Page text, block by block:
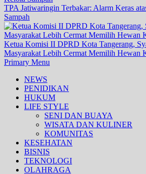
TPA Jatiwaringin Terbakar: Alarm Keras
Sampah
Ketua Komisi II DPRD Kota Tangerang,
Masyarakat Lebih Cermat Memilih Hewan
Primary Menu
NEWS
PENIDIKAN
HUKUM
LIFE STYLE
SENI DAN BUAYA
WISATA DAN KULINER
KOMUNITAS
KESEHATAN
BISNIS
TEKNOLOGI
OLAHRAGA